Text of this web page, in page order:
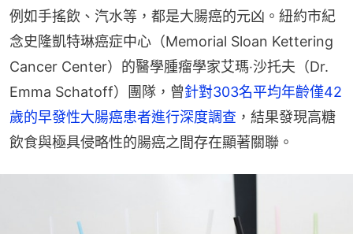
例如手搖飲、汽水等，都是大腸癌的元凶。紐約市紀
念史隆凱特琳癌症中心（Memorial Sloan Kettering
Cancer Center）的醫學腫瘤學家艾瑪‧沙托夫（Dr.
Emma Schatoff）團隊，曾針對303名平均年齡僅42
歲的早發性大腸癌患者進行深度調查 ，結果發現高糖
飲食與極具侵略性的腸癌之間存在顯著關聯。